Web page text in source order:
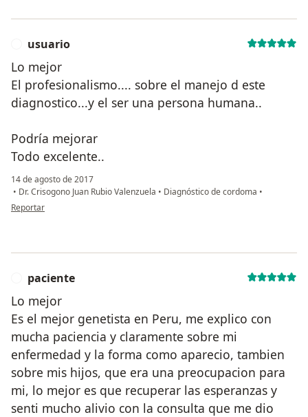
usuario
Lo mejor
El profesionalismo.... sobre el manejo d este
diagnostico...y el ser una persona humana..
Podría mejorar
Todo excelente..
14 de agosto de 2017
• Dr. Crisogono Juan Rubio Valenzuela • Diagnóstico de cordoma •
en opinión del usuario usuario
Reportar
paciente
Lo mejor
Es el mejor genetista en Peru, me explico con
mucha paciencia y claramente sobre mi
enfermedad y la forma como aparecio, tambien
sobre mis hijos, que era una preocupacion para
mi, lo mejor es que recuperar las esperanzas y
senti mucho alivio con la consulta que me dio